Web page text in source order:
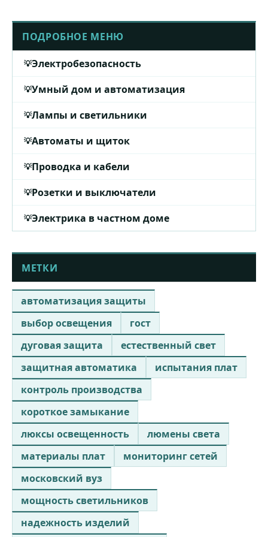
ПОДРОБНОЕ МЕНЮ
Электробезопасность
Умный дом и автоматизация
Лампы и светильники
Автоматы и щиток
Проводка и кабели
Розетки и выключатели
Электрика в частном доме
МЕТКИ
автоматизация защиты
выбор освещения
гост
дуговая защита
естественный свет
защитная автоматика
испытания плат
контроль производства
короткое замыкание
люксы освещенность
люмены света
материалы плат
мониторинг сетей
московский вуз
мощность светильников
надежность изделий